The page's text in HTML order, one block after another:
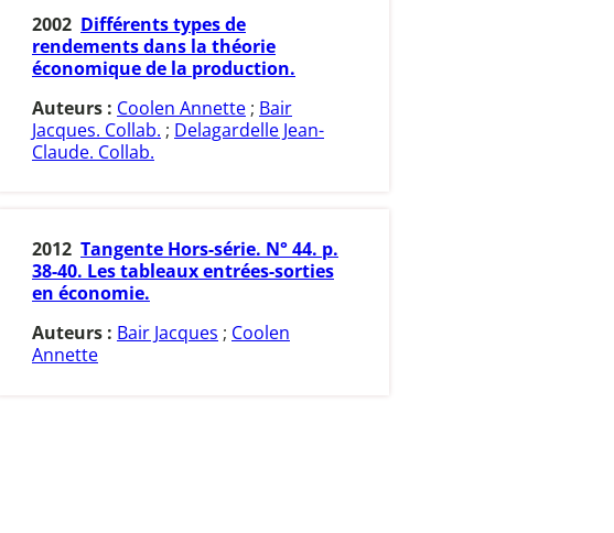
2002 Différents types de
rendements dans la théorie
économique de la production.
Auteurs : Coolen Annette ; Bair
Jacques. Collab. ; Delagardelle Jean-
Claude. Collab.
2012 Tangente Hors-série. N° 44. p.
38-40. Les tableaux entrées-sorties
en économie.
Auteurs : Bair Jacques ; Coolen
Annette